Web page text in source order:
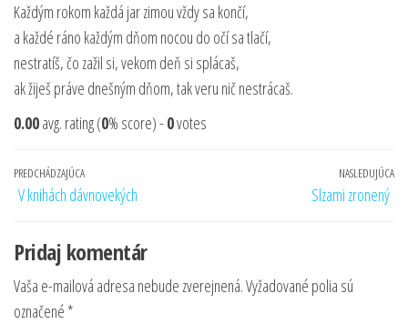
Každým rokom každá jar zimou vždy sa končí,
a každé ráno každým dňom nocou do očí sa tlačí,
nestratíš, čo zažil si, vekom deň si splácaš,
ak žiješ práve dnešným dňom, tak veru nič nestrácaš.
0.00avg. rating (0% score) - 0votes
Navigácia
v
článku
Predchádzajúci
príspevok
PREDCHÁDZAJÚCA
V knihách dávnovekých
NASLEDUJÚCA
Slzami zronený
Pridaj komentár
Vaša e-mailová adresa nebude zverejnená.Vyžadované polia sú
označené *